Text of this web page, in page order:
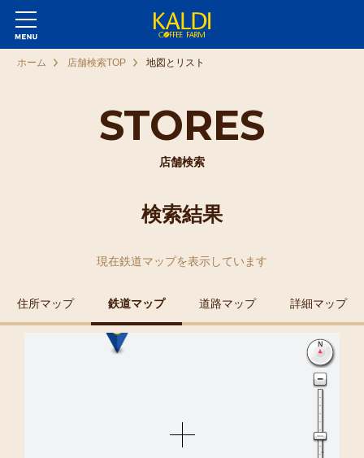
STORES
店舗検索
ホーム 店舗検索TOP 地図とリスト
検索結果
現在鉄道マップを表示しています
住所マップ 鉄道マップ 道路マップ 詳細マップ